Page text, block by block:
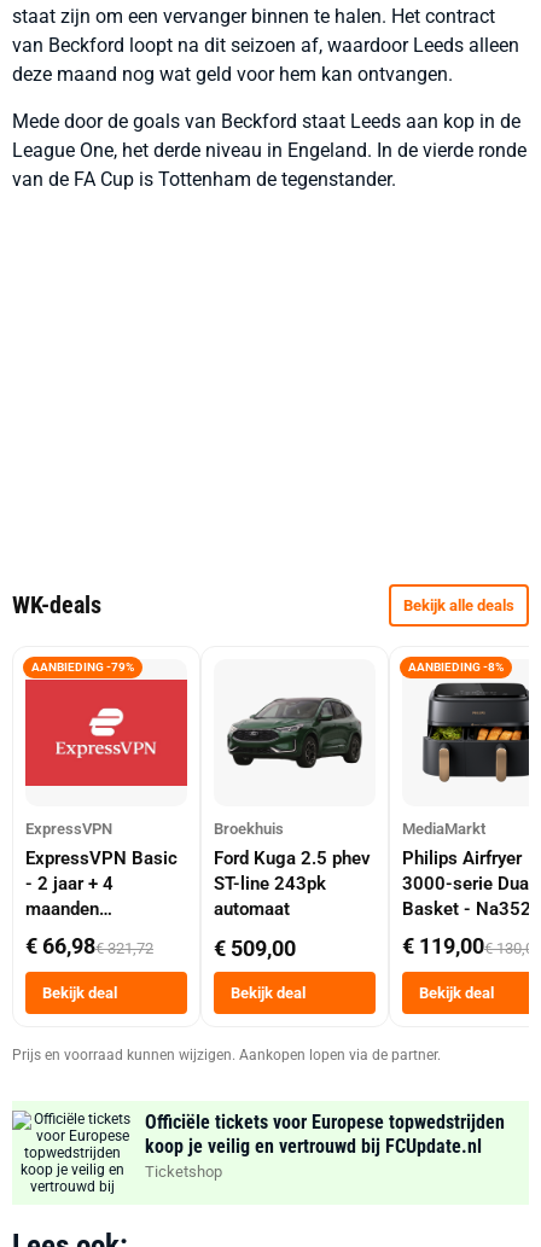
staat zijn om een vervanger binnen te halen. Het contract
van Beckford loopt na dit seizoen af, waardoor Leeds alleen
deze maand nog wat geld voor hem kan ontvangen.
Mede door de goals van Beckford staat Leeds aan kop in de
League One, het derde niveau in Engeland. In de vierde ronde
van de FA Cup is Tottenham de tegenstander.
WK-deals Bekijk alle deals
AANBIEDING -79%
ExpressVPN
ExpressVPN Basic
- 2 jaar + 4
maanden
abonnement
€ 66,98€ 321,72
Bekijk deal
Broekhuis
Ford Kuga 2.5 phev
ST-line 243pk
automaat
€ 509,00
Bekijk deal
AANBIEDING -8%
MediaMarkt
Philips Airfryer
3000-serie Dual
Basket -
Dubbele Mand 9
Tot 6 Personen
Heteluchtfriteuse
Zwart
€ 119,00€ 130,00
Bekijk deal
Prijs en voorraad kunnen wijzigen. Aankopen lopen via de partner.
Officiële tickets voor Europese topwedstrijden
koop je veilig en vertrouwd bij FCUpdate.nl
Ticketshop